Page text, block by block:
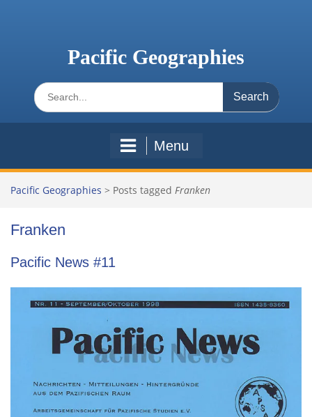
Pacific Geographies
Search
for:
Menu
Pacific Geographies > Posts tagged Franken
Franken
Pacific News #11